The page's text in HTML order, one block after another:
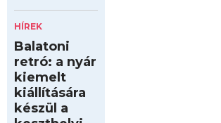
HÍREK
Balatoni
retró: a nyár
kiemelt
kiállítására
készül a